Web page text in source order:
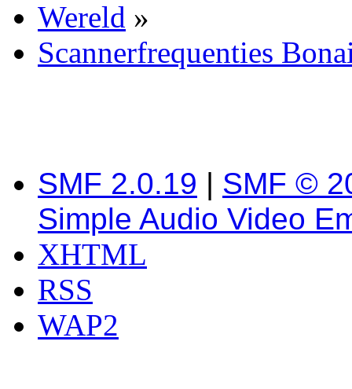
Wereld »
Scannerfrequenties
SMF 2.0.19 | SMF ©
Simple Audio Video
XHTML
RSS
WAP2